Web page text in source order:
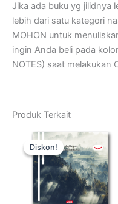
Jika ada buku yg jilidnya
lebih dari satu kategori
MOHON untuk
ingin Anda beli pada
NOTES) saat melakukan
Produk Terkait
Diskon!
Diskon!
Harga
aslinya
adalah:
Rp50.000.
Harga
ini
adalah:
Kuantitas
Senandung
Bentala